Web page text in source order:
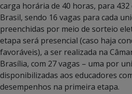
carga horária de 40 horas, para
Brasil, sendo 16 vagas para cada
preenchidas por meio de sorteio
etapa será presencial (caso haja
favoráveis), a ser realizada na
Brasília, com 27 vagas – uma por
disponibilizadas aos educadores
desempenhos na primeira etapa.